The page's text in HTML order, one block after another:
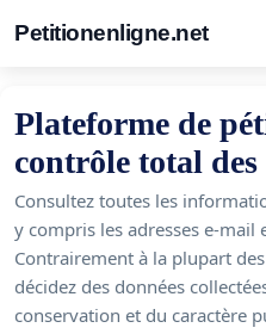
Petitionenligne.net
Plateforme de
contrôle total des
Consultez toutes les
y compris les adresses e-mail
Contrairement à la plupart
décidez des données
conservation et du caractère